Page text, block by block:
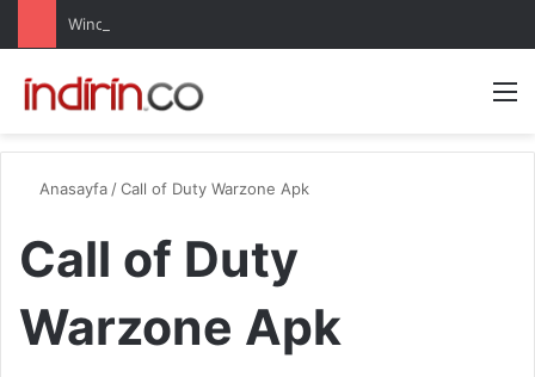
Windows 10 Pro indir – Türkçe – Güncel 2025
Anasayfa /Call of Duty Warzone Apk
Call of Duty
Warzone Apk